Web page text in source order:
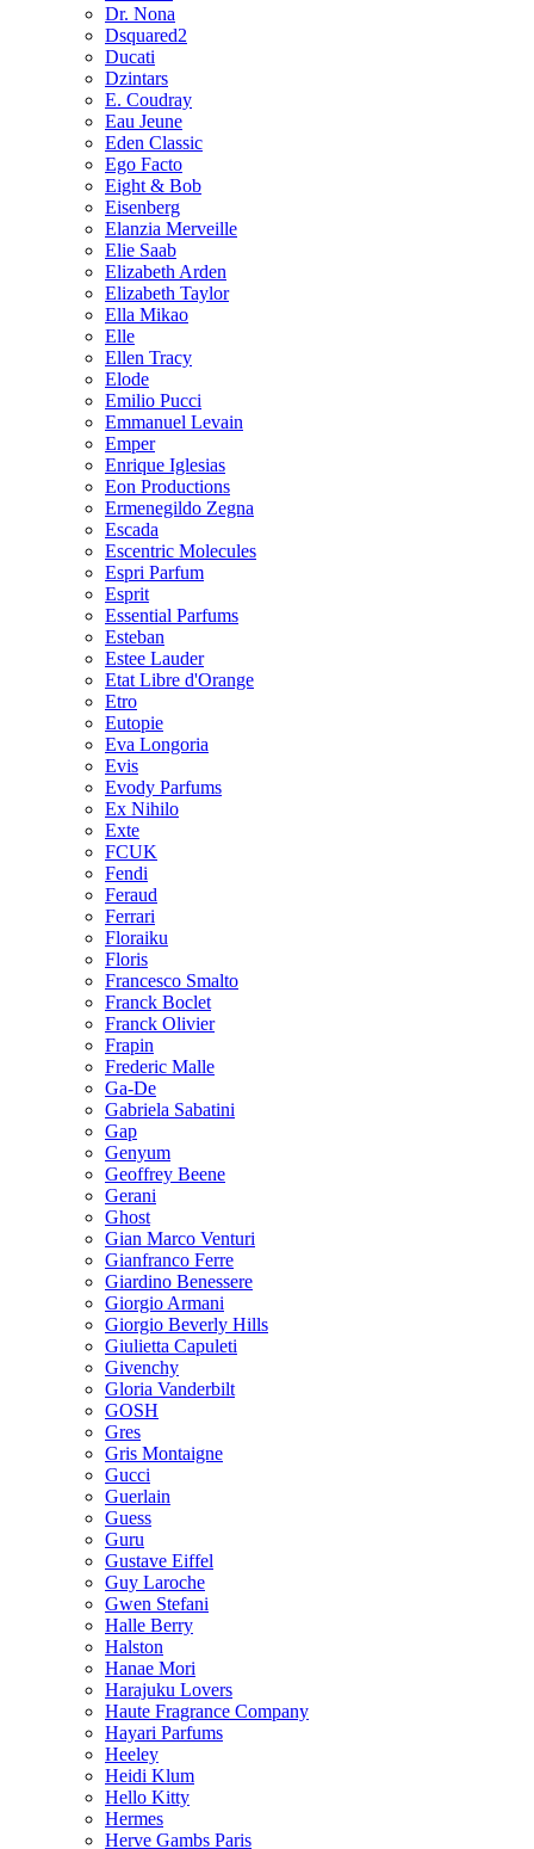
Dr. Nona
Dsquared2
Ducati
Dzintars
E. Coudray
Eau Jeune
Eden Classic
Ego Facto
Eight & Bob
Eisenberg
Elanzia Merveille
Elie Saab
Elizabeth Arden
Elizabeth Taylor
Ella Mikao
Elle
Ellen Tracy
Elode
Emilio Pucci
Emmanuel Levain
Emper
Enrique Iglesias
Eon Productions
Ermenegildo Zegna
Escada
Escentric Molecules
Espri Parfum
Esprit
Essential Parfums
Esteban
Estee Lauder
Etat Libre d'Orange
Etro
Eutopie
Eva Longoria
Evis
Evody Parfums
Ex Nihilo
Exte
FCUK
Fendi
Feraud
Ferrari
Floraiku
Floris
Francesco Smalto
Franck Boclet
Franck Olivier
Frapin
Frederic Malle
Ga-De
Gabriela Sabatini
Gap
Genyum
Geoffrey Beene
Gerani
Ghost
Gian Marco Venturi
Gianfranco Ferre
Giardino Benessere
Giorgio Armani
Giorgio Beverly Hills
Giulietta Capuleti
Givenchy
Gloria Vanderbilt
GOSH
Gres
Gris Montaigne
Gucci
Guerlain
Guess
Guru
Gustave Eiffel
Guy Laroche
Gwen Stefani
Halle Berry
Halston
Hanae Mori
Harajuku Lovers
Haute Fragrance Company
Hayari Parfums
Heeley
Heidi Klum
Hello Kitty
Hermes
Herve Gambs Paris